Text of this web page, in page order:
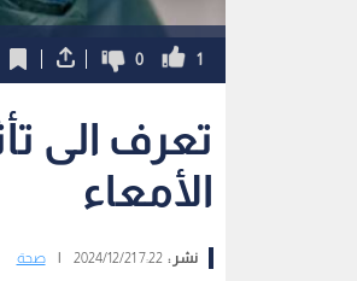
1
0
تعرف الى
الأمعاء
نشر :7:22 2024/12/21 صحة